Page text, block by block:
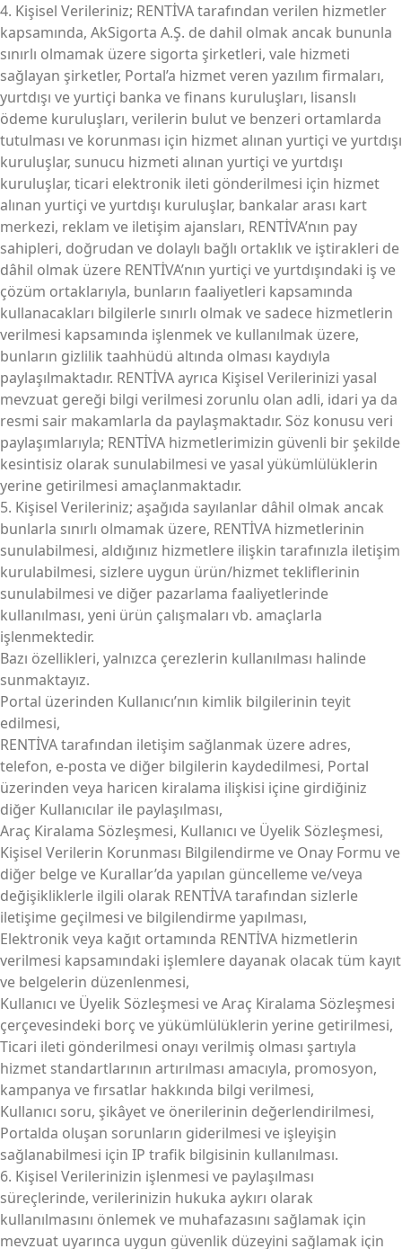
4. Kişisel Verileriniz; RENTİVA tarafından verilen hizmetler
kapsamında, AkSigorta A.Ş. de dahil olmak ancak bununla
sınırlı olmamak üzere sigorta şirketleri, vale hizmeti
sağlayan şirketler, Portal’a hizmet veren yazılım firmaları,
yurtdışı ve yurtiçi banka ve finans kuruluşları, lisanslı
ödeme kuruluşları, verilerin bulut ve benzeri ortamlarda
tutulması ve korunması için hizmet alınan yurtiçi ve yurtdışı
kuruluşlar, sunucu hizmeti alınan yurtiçi ve yurtdışı
kuruluşlar, ticari elektronik ileti gönderilmesi için hizmet
alınan yurtiçi ve yurtdışı kuruluşlar, bankalar arası kart
merkezi, reklam ve iletişim ajansları, RENTİVA’nın pay
sahipleri, doğrudan ve dolaylı bağlı ortaklık ve iştirakleri de
dâhil olmak üzere RENTİVA’nın yurtiçi ve yurtdışındaki iş ve
çözüm ortaklarıyla, bunların faaliyetleri kapsamında
kullanacakları bilgilerle sınırlı olmak ve sadece hizmetlerin
verilmesi kapsamında işlenmek ve kullanılmak üzere,
bunların gizlilik taahhüdü altında olması kaydıyla
paylaşılmaktadır. RENTİVA ayrıca Kişisel Verilerinizi yasal
mevzuat gereği bilgi verilmesi zorunlu olan adli, idari ya da
resmi sair makamlarla da paylaşmaktadır. Söz konusu veri
paylaşımlarıyla; RENTİVA hizmetlerimizin güvenli bir şekilde
kesintisiz olarak sunulabilmesi ve yasal yükümlülüklerin
yerine getirilmesi amaçlanmaktadır.
5. Kişisel Verileriniz; aşağıda sayılanlar dâhil olmak ancak
bunlarla sınırlı olmamak üzere, RENTİVA hizmetlerinin
sunulabilmesi, aldığınız hizmetlere ilişkin tarafınızla iletişim
kurulabilmesi, sizlere uygun ürün/hizmet tekliflerinin
sunulabilmesi ve diğer pazarlama faaliyetlerinde
kullanılması, yeni ürün çalışmaları vb. amaçlarla
işlenmektedir.
Bazı özellikleri, yalnızca çerezlerin kullanılması halinde
sunmaktayız.
Portal üzerinden Kullanıcı’nın kimlik bilgilerinin teyit
edilmesi,
RENTİVA tarafından iletişim sağlanmak üzere adres,
telefon, e-posta ve diğer bilgilerin kaydedilmesi, Portal
üzerinden veya haricen kiralama ilişkisi içine girdiğiniz
diğer Kullanıcılar ile paylaşılması,
Araç Kiralama Sözleşmesi, Kullanıcı ve Üyelik Sözleşmesi,
Kişisel Verilerin Korunması Bilgilendirme ve Onay Formu ve
diğer belge ve Kurallar’da yapılan güncelleme ve/veya
değişikliklerle ilgili olarak RENTİVA tarafından sizlerle
iletişime geçilmesi ve bilgilendirme yapılması,
Elektronik veya kağıt ortamında RENTİVA hizmetlerin
verilmesi kapsamındaki işlemlere dayanak olacak tüm kayıt
ve belgelerin düzenlenmesi,
Kullanıcı ve Üyelik Sözleşmesi ve Araç Kiralama Sözleşmesi
çerçevesindeki borç ve yükümlülüklerin yerine getirilmesi,
Ticari ileti gönderilmesi onayı verilmiş olması şartıyla
hizmet standartlarının artırılması amacıyla, promosyon,
kampanya ve fırsatlar hakkında bilgi verilmesi,
Kullanıcı soru, şikâyet ve önerilerinin değerlendirilmesi,
Portalda oluşan sorunların giderilmesi ve işleyişin
sağlanabilmesi için IP trafik bilgisinin kullanılması.
6. Kişisel Verilerinizin işlenmesi ve paylaşılması
süreçlerinde, verilerinizin hukuka aykırı olarak
kullanılmasını önlemek ve muhafazasını sağlamak için
mevzuat uyarınca uygun güvenlik düzeyini sağlamak için